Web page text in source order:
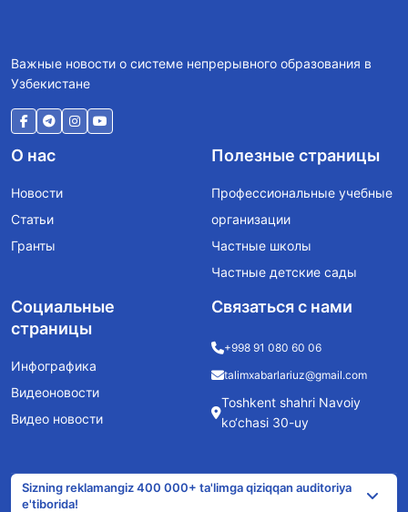
Важные новости о системе непрерывного образования в
Узбекистане
О нас
Новости
Статьи
Гранты
Полезные страницы
Профессиональные учебные
организации
Частные школы
Частные детские сады
Социальные
страницы
Инфографика
Видеоновости
Видео новости
Связаться с нами
+998 91 080 60 06
talimxabarlariuz@gmail.com
Toshkent shahri Navoiy
ko‘chasi 30-uy
Sizning reklamangiz 400 000+ ta'limga qiziqqan auditoriya
e'tiborida!